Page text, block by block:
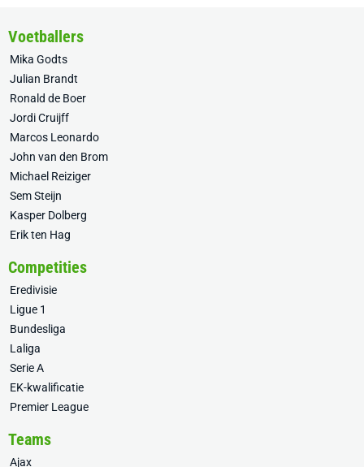
Voetballers
Mika Godts
Julian Brandt
Ronald de Boer
Jordi Cruijff
Marcos Leonardo
John van den Brom
Michael Reiziger
Sem Steijn
Kasper Dolberg
Erik ten Hag
Competities
Eredivisie
Ligue 1
Bundesliga
Laliga
Serie A
EK-kwalificatie
Premier League
Teams
Ajax